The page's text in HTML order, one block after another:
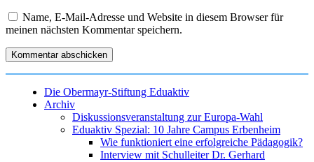
Name, E-Mail-Adresse und Website in diesem Browser für
meinen nächsten Kommentar speichern.
Die Obermayr-Stiftung Eduaktiv
Archiv
Diskussionsveranstaltung zur Europa-Wahl
Eduaktiv Spezial: 10 Jahre Campus Erbenheim
Wie funktioniert eine erfolgreiche Pädagogik?
Interview mit Schulleiter Dr. Gerhard